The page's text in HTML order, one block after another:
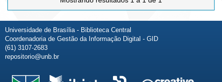
Universidade de Brasília - Biblioteca Central
Coordenadoria de Gestão da Informação Digital - GID
(61) 3107-2683
repositorio@unb.br